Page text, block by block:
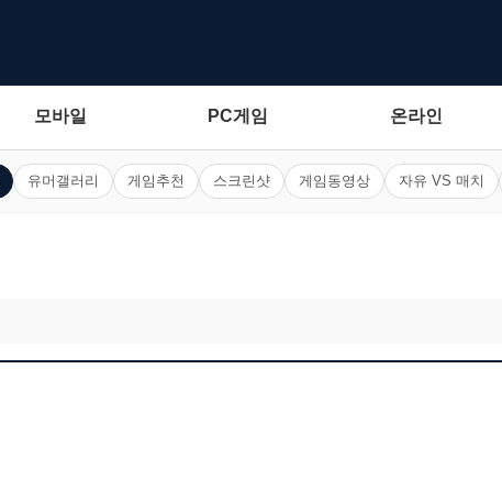
모바일 PC게임 온라인
유머갤러리 게임추천 스크린샷 게임동영상 자유 VS 매치